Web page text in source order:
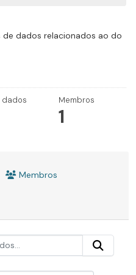
dados relacionados ao do
dados Membros
1
Membros